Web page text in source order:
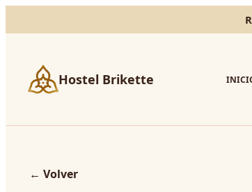
Hostel Brikette
← Volver